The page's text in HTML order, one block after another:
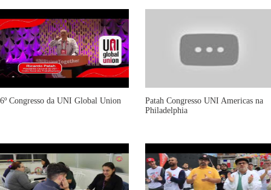
6º Congresso da UNI Global Union
Patah Congresso UNI Americas na
Philadelphia